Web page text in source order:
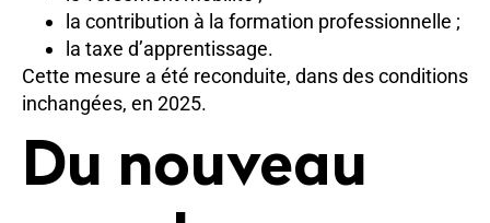
la contribution à la formation professionnelle ;
la taxe d’apprentissage.
Cette mesure a été reconduite, dans des conditions
inchangées, en 2025.
Du nouveau